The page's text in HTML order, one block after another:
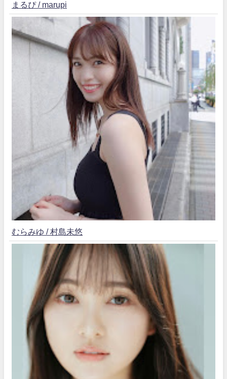
まるぴ / marupi
むらみゆ / 村島未悠